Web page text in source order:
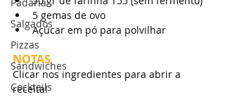
Salgados
Pizzas
Sandwiches
Cocktails
5 gemas de ovo
Açúcar em pó para polvilhar
NOTAS
Clicar nos ingredientes para abrir a
receita!